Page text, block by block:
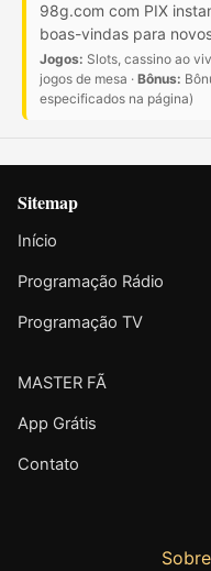
98g.com com PIX
boas-vindas para
Jogos: Slots, cassino ao
jogos de mesa · Bônus:
especificados na página)
Sitemap
Início
Programação Rádio
Programação TV
MASTER FÃ
App Grátis
Contato